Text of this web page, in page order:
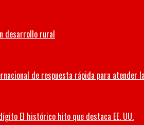
desarrollo rural
de respuesta rápida para atender
El histórico hito que destaca EE. UU.